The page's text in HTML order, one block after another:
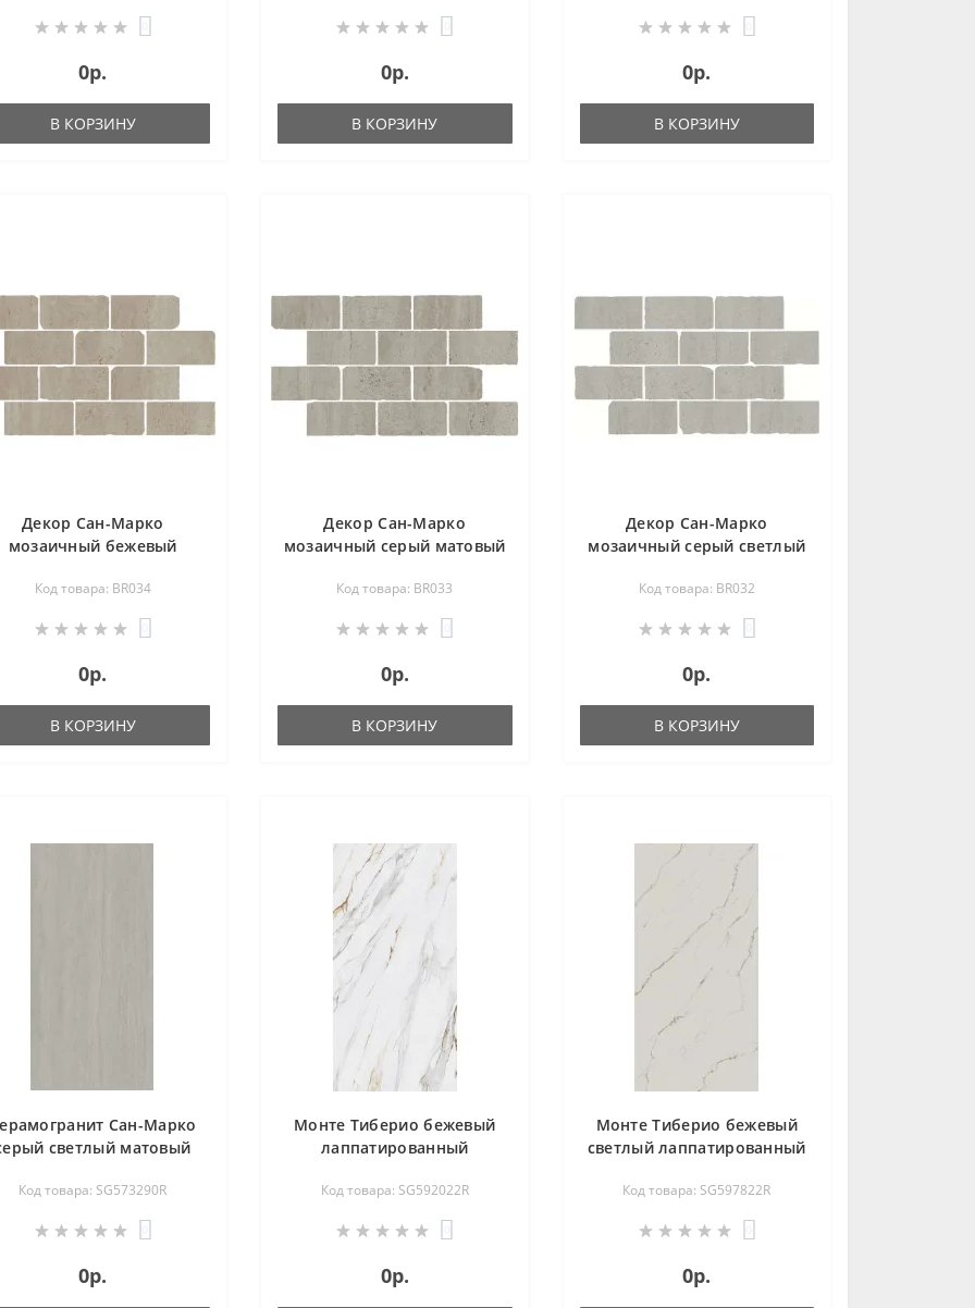
0р.
В КОРЗИНУ
0р.
В КОРЗИНУ
0р.
В КОРЗИНУ
Декор Сан-Марко
мозаичный бежевый
46,5х26,5 BR034
Код товара: BR034
0р.
В КОРЗИНУ
Декор Сан-Марко
мозаичный серый матовый
Код товара: BR033
0р.
В КОРЗИНУ
Декор Сан-Марко
мозаичный серый светлый
46,5х26,5 BR032
Код товара: BR032
0р.
В КОРЗИНУ
Сан-Марко
светлый матовый
SG573290R
Код товара: SG573290R
0р.
Монте Тиберио бежевый
лаппатированный
SG592022R
Код товара: SG592022R
0р.
Монте Тиберио бежевый
светлый лаппатированный
SG597822R
Код товара: SG597822R
0р.